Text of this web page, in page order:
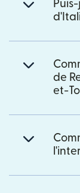
de
et-